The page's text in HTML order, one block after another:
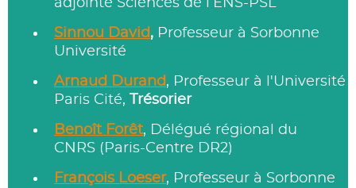
adjointe Sciences de l’ENS-PSL
Sinnou David, Professeur à Sorbonne
Université
Arnaud Durand, Professeur à l'Université
Paris Cité,
Trésorier
Benoît Forêt, Délégué régional du
CNRS (Paris-Centre DR2)
François Loeser, Professeur à Sorbonne